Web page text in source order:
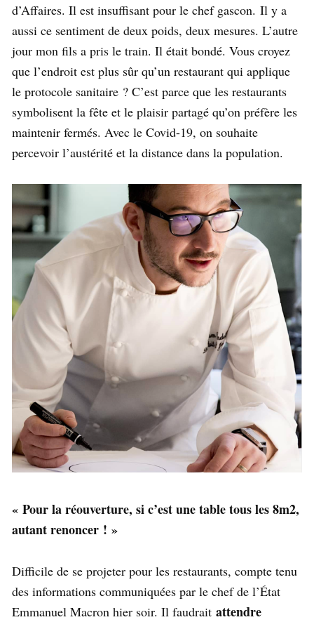
d’Affaires. Il est insuffisant pour le chef gascon. Il y a
aussi ce sentiment de deux poids, deux mesures. L’autre
jour mon fils a pris le train. Il était bondé. Vous croyez
que l’endroit est plus sûr qu’un restaurant qui applique
le protocole sanitaire ? C’est parce que les restaurants
symbolisent la fête et le plaisir partagé qu’on préfère les
maintenir fermés. Avec le Covid-19, on souhaite
percevoir l’austérité et la distance dans la population.
« Pour la réouverture, si c’est une table tous les 8m2,
autant renoncer ! »
Difficile de se projeter pour les restaurants, compte tenu
des informations communiquées par le chef de l’État
Emmanuel Macron hier soir. Il faudrait attendre